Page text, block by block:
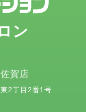
ン
賀店
2丁目2番1号